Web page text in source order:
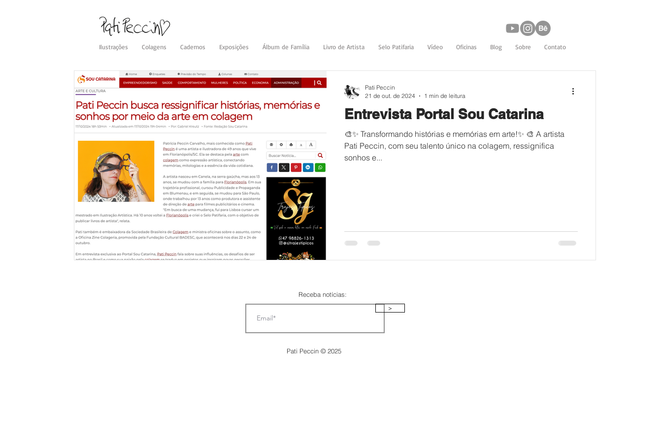
Ilustrações Colagens Cadernos Exposições Álbum de Família Livro de Artista Selo Patifaria Vídeo Oficinas Blog Sobre Contato
Entrevista Portal Sou Catarina
🎨✨ Transformando histórias e memórias em arte!✨ 🎨 A artista
Pati Peccin, com seu talento único na colagem, ressignifica
sonhos e...
Pati Peccin
21 de out. de 2024
1 min de leitura
Receba notícias:
>
Pati Peccin © 2025